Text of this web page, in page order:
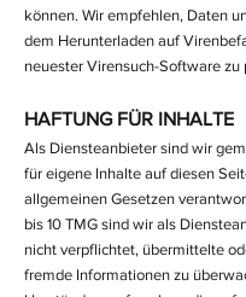
können. Wir empfehlen, Daten
dem Herunterladen auf
neuester Virensuch-Software zu
HAFTUNG FÜR INHALTE
Als Diensteanbieter sind wir
für eigene Inhalte auf diesen
allgemeinen Gesetzen
bis 10 TMG sind wir als
nicht verpflichtet, übermittelte
fremde Informationen zu